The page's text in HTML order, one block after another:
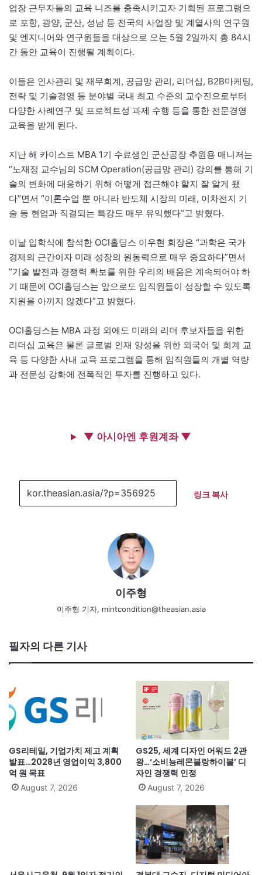
업장 근무자들의 교육 니즈를 충족시키고자 기획된 프로그램으
로 포항, 광양, 군산, 성남 등 전국의 사업장 및 계열사의 연구원
및 엔지니어와 연구원들을 대상으로 오는 5월 2일까지 총 84시
간 동안 교육이 진행될 계획이다.
이들은 인사관리 및 재무회계, 공급망 관리, 리더십, B2B마케팅,
전략 및 기술경영 등 분야별 국내 최고 수준의 교수진으로부터
다양한 사례연구 및 프로젝트성 과제 수행 등을 통한 전문경영
교육을 받게 된다.
지난 해 카이스트 MBA 1기 수료생인 군산공장 추원용 매니저는
“노재정 교수님의 SCM Operation(공급망 관리) 강의를 통해 기
술의 변화에 대응하기 위해 어떻게 접근해야 할지 잘 알게 됐
다”면서 “이론수업 뿐 아니라 반도체 시장의 미래, 이차전지 기
술 등 현업과 직결되는 특강도 매우 유익했다”고 밝혔다.
이날 입학식에 참석한 OCI홀딩스 이우현 회장은 “과학은 국가
경제의 근간이자 미래 성장의 원동력으로 매우 중요하다”면서
“기술 발전과 경쟁력 확보를 위한 우리의 배움은 계속되어야 하
기 때문에 OCI홀딩스는 앞으로도 임직원들이 성장할 수 있도록
지원을 아끼지 않겠다”고 밝혔다.
OCI홀딩스는 MBA 과정 외에도 미래의 리더 후보자들을 위한
리더십 교육은 물론 글로벌 인재 양성을 위한 외국어 및 회계 교
육 등 다양한 사내 교육 프로그램을 통해 임직원들의 개별 역량
과 전문성 강화에 전폭적인 투자를 진행하고 있다.
▼ 아시아엔 후원계좌 ▼
링크 복사
이주형
이주형 기자, mintcondition@theasian.asia
필자의 다른 기사
GS리테일, 기업가치 제고 계획
발표…2028년 영업이익 3,800
억 원 목표
August 7, 2026
GS25, 세계 디자인 어워드 2관
왕…‘소비뇽레몬블랑하이볼’ 디
자인 경쟁력 인정
August 7, 2026